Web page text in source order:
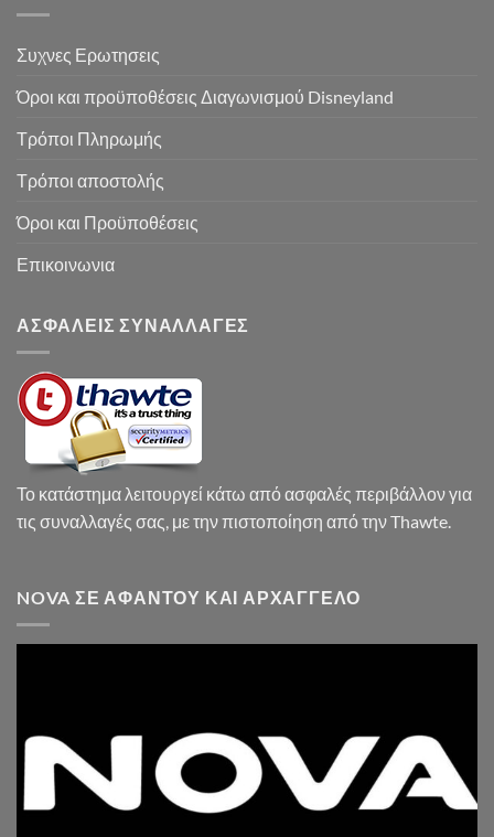
Συχνες Ερωτησεις
Όροι και προϋποθέσεις Διαγωνισμού Disneyland
Τρόποι Πληρωμής
Τρόποι αποστολής
Όροι και Προϋποθέσεις
Επικοινωνια
ΑΣΦΑΛΕΙΣ ΣΥΝΑΛΛΑΓΕΣ
Το κατάστημα λειτουργεί κάτω από ασφαλές περιβάλλον για
τις συναλλαγές σας, με την πιστοποίηση από την Thawte.
NOVA ΣΕ ΑΦΆΝΤΟΥ ΚΑΙ ΑΡΧΆΓΓΕΛΟ